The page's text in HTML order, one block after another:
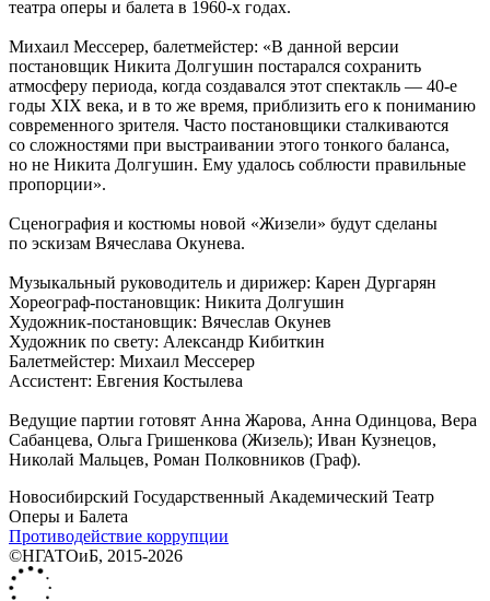
театра оперы и балета в 1960-х годах.
Михаил Мессерер, балетмейстер: «В данной версии
постановщик Никита Долгушин постарался сохранить
атмосферу периода, когда создавался этот спектакль — 40-е
годы XIX века, и в то же время, приблизить его к пониманию
современного зрителя. Часто постановщики сталкиваются
со сложностями при выстраивании этого тонкого баланса,
но не Никита Долгушин. Ему удалось соблюсти правильные
пропорции».
Сценография и костюмы новой «Жизели» будут сделаны
по эскизам Вячеслава Окунева.
Музыкальный руководитель и дирижер: Карен Дургарян
Хореограф-постановщик: Никита Долгушин
Художник-постановщик: Вячеслав Окунев
Художник по свету: Александр Кибиткин
Балетмейстер: Михаил Мессерер
Ассистент: Евгения Костылева
Ведущие партии готовят Анна Жарова, Анна Одинцова, Вера
Сабанцева, Ольга Гришенкова (Жизель); Иван Кузнецов,
Николай Мальцев, Роман Полковников (Граф).
Новосибирский Государственный Академический Театр
Оперы и Балета
Противодействие коррупции
©НГАТОиБ, 2015-2026